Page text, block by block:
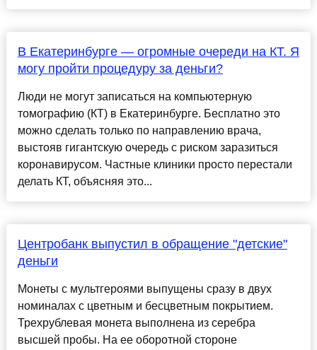
В Екатеринбурге — огромные очереди на КТ. Я
могу пройти процедуру за деньги?
Люди не могут записаться на компьютерную
томографию (КТ) в Екатеринбурге. Бесплатно это
можно сделать только по направлению врача,
выстояв гигантскую очередь с риском заразиться
коронавирусом. Частные клиники просто перестали
делать КТ, объясняя это...
Центробанк выпустил в обращение "детские"
деньги
Монеты с мультгероями выпущены сразу в двух
номиналах с цветным и бесцветным покрытием.
Трехрублевая монета выполнена из серебра
высшей пробы. На ее оборотной стороне